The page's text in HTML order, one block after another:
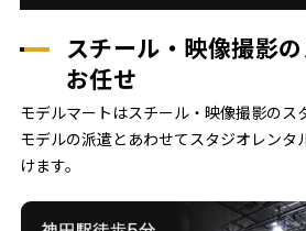
スチール・映像撮影
お任せ
モデルマートはスチール・映像撮影のス
モデルの派遣とあわせてスタジオレンタ
けます。